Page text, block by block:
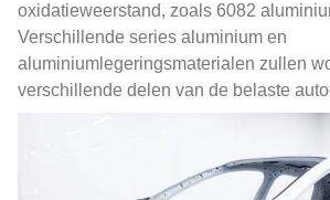
oxidatieweerstand, zoals 6082
Verschillende series aluminium en
aluminiumlegeringsmaterialen zullen
verschillende delen van de belaste